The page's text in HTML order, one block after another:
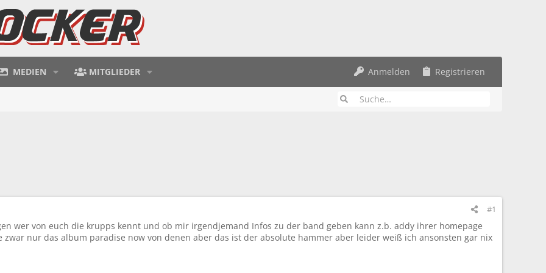
MEDIEN MITGLIEDER Anmelden Registrieren
#1
wer von euch die krupps kennt und ob mir irgendjemand Infos zu der band geben kann z.b. addy ihrer homepage
zwar nur das album paradise now von denen aber das ist der absolute hammer aber leider weiß ich ansonsten gar nix